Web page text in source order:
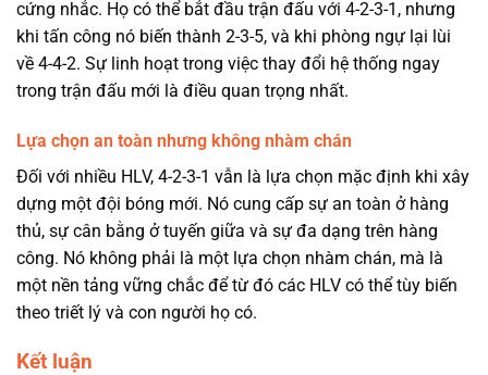
cứng nhắc. Họ có thể bắt đầu trận đấu với 4-2-3-1, nhưng
khi tấn công nó biến thành 2-3-5, và khi phòng ngự lại lùi
về 4-4-2. Sự linh hoạt trong việc thay đổi hệ thống ngay
trong trận đấu mới là điều quan trọng nhất.
Lựa chọn an toàn nhưng không nhàm chán
Đối với nhiều HLV, 4-2-3-1 vẫn là lựa chọn mặc định khi xây
dựng một đội bóng mới. Nó cung cấp sự an toàn ở hàng
thủ, sự cân bằng ở tuyến giữa và sự đa dạng trên hàng
công. Nó không phải là một lựa chọn nhàm chán, mà là
một nền tảng vững chắc để từ đó các HLV có thể tùy biến
theo triết lý và con người họ có.
Kết luận